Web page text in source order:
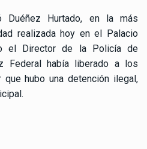
Duéñez Hurtado, en la más
realizada hoy en el Palacio
el Director de la Policía de
Federal había liberado a los
hubo una detención ilegal,